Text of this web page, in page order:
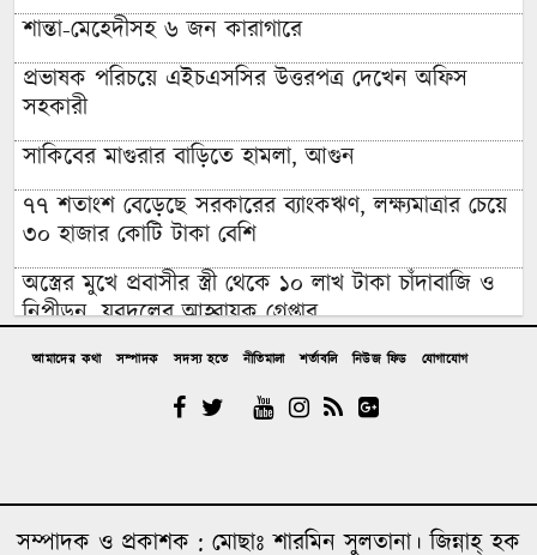
শান্তা-মেহেদীসহ ৬ জন কারাগারে
প্রভাষক পরিচয়ে এইচএসসির উত্তরপত্র দেখেন অফিস
সহকারী
সাকিবের মাগুরার বাড়িতে হামলা, আগুন
৭৭ শতাংশ বেড়েছে সরকারের ব্যাংকঋণ, লক্ষ্যমাত্রার চেয়ে
৩০ হাজার কোটি টাকা বেশি
অস্ত্রের মুখে প্রবাসীর স্ত্রী থেকে ১০ লাখ টাকা চাঁদাবাজি ও
নিপীড়ন, যুবদলের আহ্বায়ক গ্রেপ্তার
চাঁদপুরের মাদকসেবী ভাতিজাকে তুলে আনতে গিয়ে চাচাকে
পিটিয়ে হত্যা”সড়ক অবরোধ
আমাদের কথা সম্পাদক সদস্য হতে নীতিমালা শর্তাবলি নিউজ ফিড যোগাযোগ
সম্পাদক ও প্রকাশক : মোছাঃ শারমিন সুলতানা। জিন্নাহ্ হক